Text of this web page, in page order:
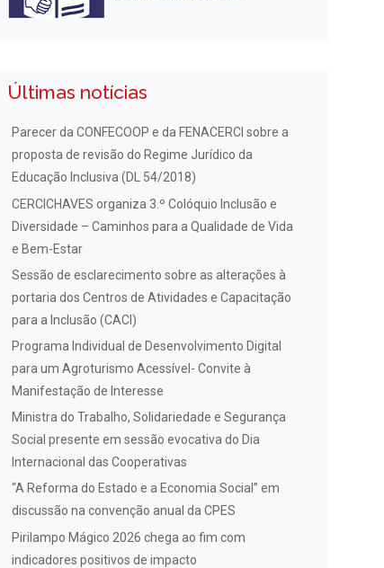
Últimas notícias
Parecer da CONFECOOP e da FENACERCI sobre a
proposta de revisão do Regime Jurídico da
Educação Inclusiva (DL 54/2018)
CERCICHAVES organiza 3.º Colóquio Inclusão e
Diversidade – Caminhos para a Qualidade de Vida
e Bem-Estar
Sessão de esclarecimento sobre as alterações à
portaria dos Centros de Atividades e Capacitação
para a Inclusão (CACI)
Programa Individual de Desenvolvimento Digital
para um Agroturismo Acessível- Convite à
Manifestação de Interesse
Ministra do Trabalho, Solidariedade e Segurança
Social presente em sessão evocativa do Dia
Internacional das Cooperativas
“A Reforma do Estado e a Economia Social” em
discussão na convenção anual da CPES
Pirilampo Mágico 2026 chega ao fim com
indicadores positivos de impacto